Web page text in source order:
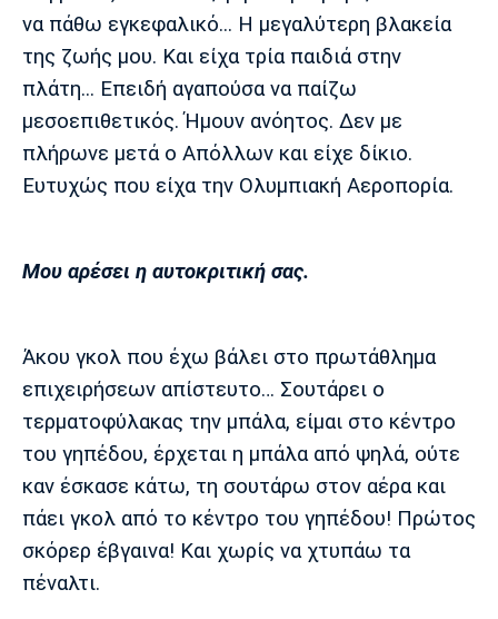
να πάθω εγκεφαλικό... Η μεγαλύτερη βλακεία
της ζωής μου. Και είχα τρία παιδιά στην
πλάτη... Επειδή αγαπούσα να παίζω
μεσοεπιθετικός. Ήμουν ανόητος. Δεν με
πλήρωνε μετά ο Απόλλων και είχε δίκιο.
Ευτυχώς που είχα την Ολυμπιακή Αεροπορία.
Μου αρέσει η αυτοκριτική σας.
Άκου γκολ που έχω βάλει στο πρωτάθλημα
επιχειρήσεων απίστευτο… Σουτάρει ο
τερματοφύλακας την μπάλα, είμαι στο κέντρο
του γηπέδου, έρχεται η μπάλα από ψηλά, ούτε
καν έσκασε κάτω, τη σουτάρω στον αέρα και
πάει γκολ από το κέντρο του γηπέδου! Πρώτος
σκόρερ έβγαινα! Και χωρίς να χτυπάω τα
πέναλτι.